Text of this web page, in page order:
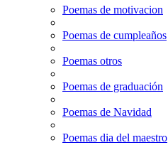
Poemas de motivacion
Poemas de cumpleaños
Poemas otros
Poemas de graduación
Poemas de Navidad
Poemas dia del maestro